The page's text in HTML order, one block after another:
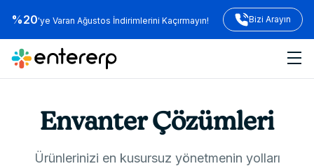
%20'ye Varan Ağustos İndirimlerini Kaçırmayın! Bizi Arayın
Envanter Çözümleri
Ürünlerinizi en kusursuz yönetmenin yolları